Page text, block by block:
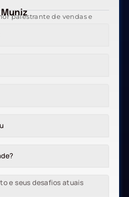
palestrante de vendas e